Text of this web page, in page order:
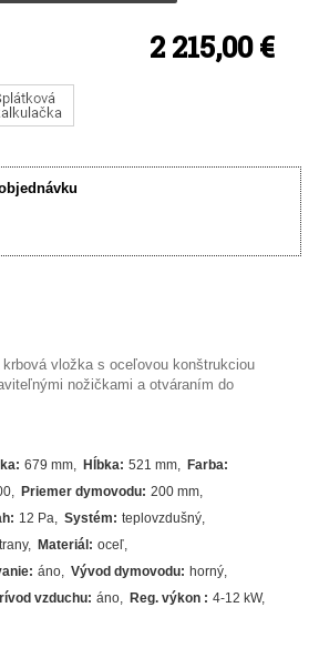
2 215,00 €
krbová vložka s oceľovou konštrukciou
nožičkami a otváraním do
: 679 mm Hĺbka: 521 mm Farba:
Priemer dymovodu: 200 mm
: 12 Pa Systém: teplovzdušný
Materiál : oceľ
: áno Vývod dymovodu: horný
vzduchu: áno Reg. výkon : 4-12 kW